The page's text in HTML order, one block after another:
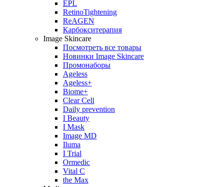
EPL
RetinoTightening
ReAGEN
Карбокситерапия
Image Skincare
Посмотреть все товары
Новинки Image Skincare
Промонаборы
Ageless
Ageless+
Biome+
Clear Cell
Daily prevention
I Beauty
I Mask
Image MD
Iluma
I Trial
Ormedic
Vital C
the Max